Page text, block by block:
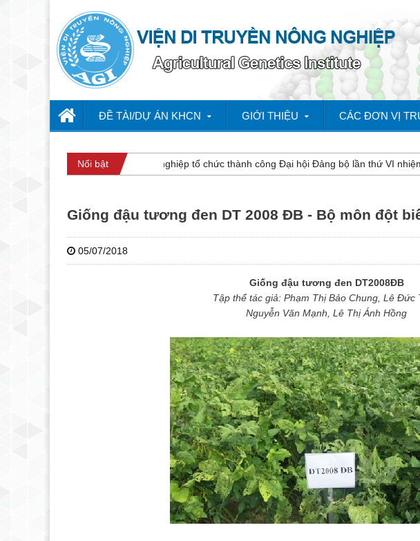
ĐỀ TÀI/DỰ ÁN KHCN GIỚI THIỆU CÁC ĐƠN VỊ
Nổi bật
Viện Di truyền Nông nghiệp tổ chức thành công Đại hội Đảng bộ lần thứ VI nhiệm
Giống đậu tương đen DT 2008 ĐB - Bộ môn đột
05/07/2018
Giống đậu tương đen DT2008ĐB
Tập thể tác giả: Phạm Thị Bảo Chung, Lê Đức
Nguyễn Văn Mạnh, Lê Thị Ánh Hồng